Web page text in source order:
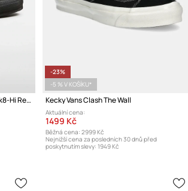
Kecky Vans Premium Classics LX Sk8-Hi Reissue 38
-23%
-5 % V KOŠÍKU*
Kecky Vans Clash The Wall
Aktuální cena:
1499 Kč
Běžná cena: 2999 Kč
Nejnižší cena za posledních 30 dnů před
poskytnutím slevy: 1949 Kč